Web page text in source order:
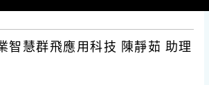
智慧群飛應用科技 陳靜茹 助理